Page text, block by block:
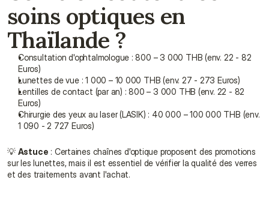
soins optiques en
Thaïlande ?
Consultation d'ophtalmologue : 800 – 3 000 THB (env. 22 - 82
Euros)
Lunettes de vue : 1 000 – 10 000 THB (env. 27 - 273 Euros)
Lentilles de contact (par an) : 800 – 3 000 THB (env. 22 - 82
Euros)
Chirurgie des yeux au laser (LASIK) : 40 000 – 100 000 THB (env.
1 090 - 2 727 Euros)
💡 Astuce : Certaines chaînes d'optique proposent des promotions
sur les lunettes, mais il est essentiel de vérifier la qualité des verres
et des traitements avant l'achat.